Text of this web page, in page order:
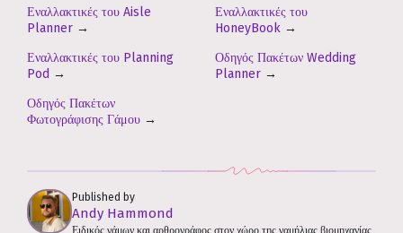
Εναλλακτικές του Aisle
Planner →
Εναλλακτικές του
HoneyBook →
Εναλλακτικές του Planning
Pod →
Οδηγός Πακέτων Wedding
Planner →
Οδηγός Πακέτων
Φωτογράφισης Γάμου →
Published by
Andy Hammond
Ειδικός γάμων και αρθρογράφος στον χώρο της γαμήλιας βιομηχανίας